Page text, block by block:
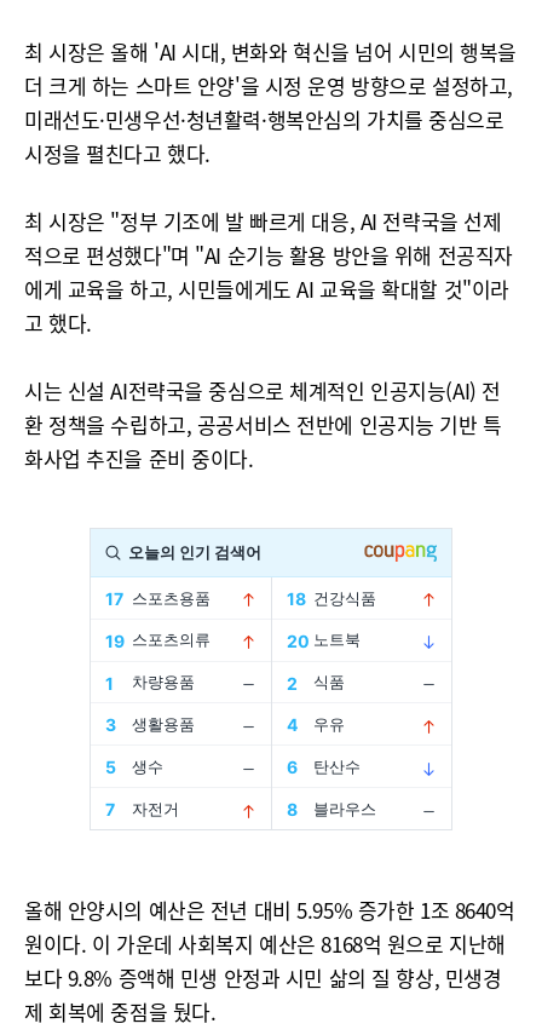
최 시장은 올해 'AI 시대, 변화와 혁신을 넘어 시민의 행복을
더 크게 하는 스마트 안양'을 시정 운영 방향으로 설정하고,
미래선도·민생우선·청년활력·행복안심의 가치를 중심으로
시정을 펼친다고 했다.
최 시장은 "정부 기조에 발 빠르게 대응, AI 전략국을 선제
적으로 편성했다"며 "AI 순기능 활용 방안을 위해 전공직자
에게 교육을 하고, 시민들에게도 AI 교육을 확대할 것"이라
고 했다.
시는 신설 AI전략국을 중심으로 체계적인 인공지능(AI) 전
환 정책을 수립하고, 공공서비스 전반에 인공지능 기반 특
화사업 추진을 준비 중이다.
올해 안양시의 예산은 전년 대비 5.95% 증가한 1조 8640억
원이다. 이 가운데 사회복지 예산은 8168억 원으로 지난해
보다 9.8% 증액해 민생 안정과 시민 삶의 질 향상, 민생경
제 회복에 중점을 뒀다.